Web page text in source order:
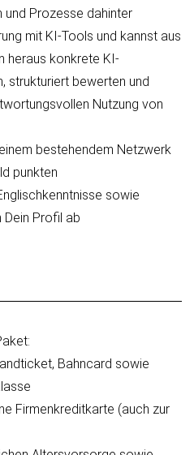
und Prozesse dahinter
mit KI-Tools und kannst aus
heraus konkrete KI-
strukturiert bewerten und
Nutzung von
bestehendem Netzwerk
punkten
sowie
Dein Profil ab
Bahncard sowie
Firmenkreditkarte (auch zur